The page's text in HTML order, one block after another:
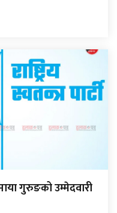
गुरुङको उम्मेदवारी